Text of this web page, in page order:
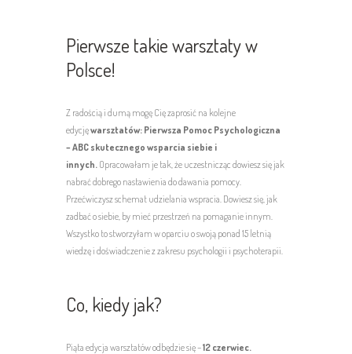
Pierwsze takie warsztaty w
Polsce!
Z radością i dumą mogę Cię zaprosić na kolejne
edycjęwarsztatów: Pierwsza Pomoc Psychologiczna
– ABC skutecznego wsparcia siebie i
innych. Opracowałam je tak, że uczestnicząc dowiesz się jak
nabrać dobrego nastawienia do dawania pomocy.
Przećwiczysz schemat udzielania wspracia. Dowiesz się, jak
zadbać o siebie, by mieć przestrzeń na pomaganie innym.
Wszystko to stworzyłam w oparciu o swoją ponad 15 letnią
wiedzę i doświadczenie z zakresu psychologii i psychoterapii.
Co, kiedy jak?
Piąta edycja warsztatów odbędzie się –12 czerwiec.